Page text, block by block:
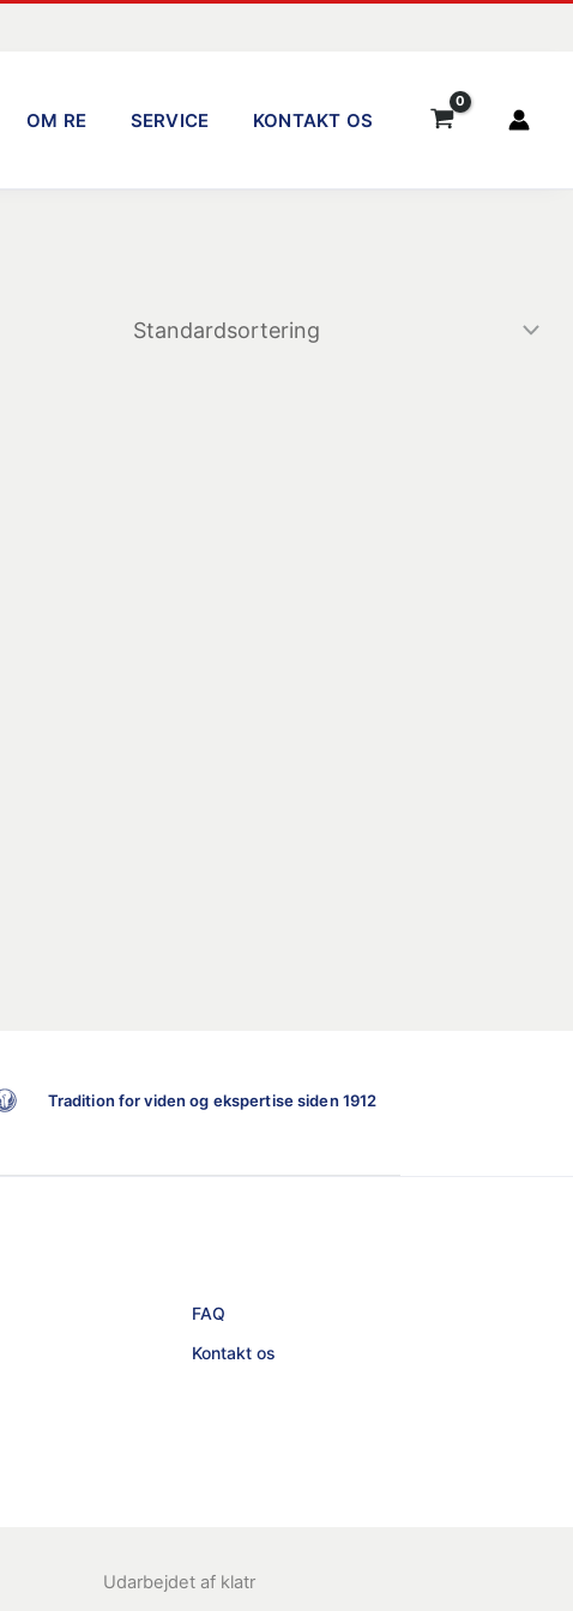
OM RE SERVICE KONTAKT OS
Tradition for viden og ekspertise siden 1912
FAQ
Kontakt os
Udarbejdet af klatr